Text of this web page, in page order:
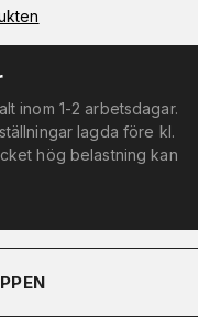
inom 1-2 arbetsdagar.
lagda före kl.
hög belastning kan